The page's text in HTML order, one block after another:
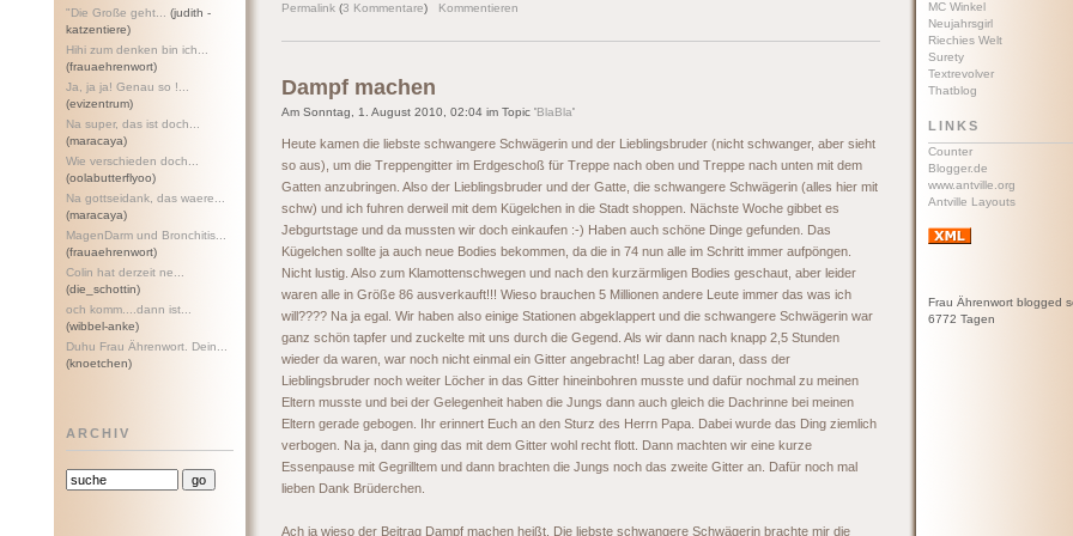
"Die Große geht...
(judith -
katzentiere)
Hihi zum denken bin ich...
(frauaehrenwort)
Ja, ja ja! Genau so !...
(evizentrum)
Na super, das ist doch...
(maracaya)
Wie verschieden doch...
(oolabutterflyoo)
Na gottseidank, das waere...
(maracaya)
MagenDarm und Bronchitis...
(frauaehrenwort)
Colin hat derzeit ne...
(die_schottin)
och komm....dann ist...
(wibbel-anke)
Duhu Frau Ährenwort. Dein...
(knoetchen)
ARCHIV
Permalink (3 Kommentare) Kommentieren
Dampf machen
Am Sonntag, 1. August 2010, 02:04 im Topic 'BlaBla'
Heute kamen die liebste schwangere Schwägerin und der Lieblingsbruder (nicht schwanger, aber sieht
so aus), um die Treppengitter im Erdgeschoß für Treppe nach oben und Treppe nach unten mit dem
Gatten anzubringen. Also der Lieblingsbruder und der Gatte, die schwangere Schwägerin (alles hier mit
schw) und ich fuhren derweil mit dem Kügelchen in die Stadt shoppen. Nächste Woche gibbet es
Jebgurtstage und da mussten wir doch einkaufen :-) Haben auch schöne Dinge gefunden. Das
Kügelchen sollte ja auch neue Bodies bekommen, da die in 74 nun alle im Schritt immer aufpöngen.
Nicht lustig. Also zum Klamottenschwegen und nach den kurzärmligen Bodies geschaut, aber leider
waren alle in Größe 86 ausverkauft!!! Wieso brauchen 5 Millionen andere Leute immer das was ich
will???? Na ja egal. Wir haben also einige Stationen abgeklappert und die schwangere Schwägerin war
ganz schön tapfer und zuckelte mit uns durch die Gegend. Als wir dann nach knapp 2,5 Stunden
wieder da waren, war noch nicht einmal ein Gitter angebracht! Lag aber daran, dass der
Lieblingsbruder noch weiter Löcher in das Gitter hineinbohren musste und dafür nochmal zu meinen
Eltern musste und bei der Gelegenheit haben die Jungs dann auch gleich die Dachrinne bei meinen
Eltern gerade gebogen. Ihr erinnert Euch an den Sturz des Herrn Papa. Dabei wurde das Ding ziemlich
verbogen. Na ja, dann ging das mit dem Gitter wohl recht flott. Dann machten wir eine kurze
Essenpause mit Gegrilltem und dann brachten die Jungs noch das zweite Gitter an. Dafür noch mal
lieben Dank Brüderchen.
Ach ja wieso der Beitrag Dampf machen heißt. Die liebste schwangere Schwägerin brachte mir die
MC Winkel
Neujahrsgirl
Riechies Welt
Surety
Textrevolver
Thatblog
LINKS
Counter
Blogger.de
www.antville.org
Antville Layouts
Frau Ährenwort blogged
6772 Tagen